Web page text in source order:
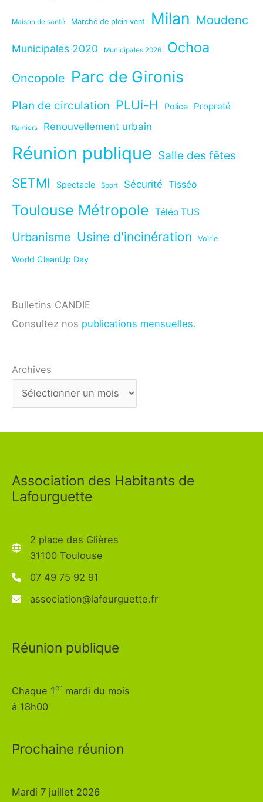
Maison de santé Marché de plein vent Milan Moudenc
Municipales 2020 Municipales 2026 Ochoa
Oncopole Parc de Gironis
Plan de circulation PLUi-H Police Propreté
Ramiers Renouvellement urbain
Réunion publique Salle des fêtes
SETMI Spectacle Sport Sécurité Tisséo
Toulouse Métropole Téléo TUS
Urbanisme Usine d'incinération Voirie
World CleanUp Day
Bulletins CANDIE
Consultez nos publications mensuelles.
Archives
Association des Habitants de
Lafourguette
2 place des Glières
31100 Toulouse
07 49 75 92 91
association@lafourguette.fr
Réunion publique
Chaque 1er mardi du mois
à 18h00
Prochaine réunion
Mardi 7 juillet 2026